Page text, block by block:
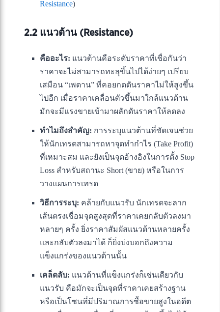
Resistance)
2.2 แนวต้าน (Resistance)
คืออะไร: แนวต้านคือระดับราคาที่เชื่อกันว่า
ราคาจะไม่สามารถทะลุขึ้นไปได้ง่ายๆ เปรียบ
เสมือน “เพดาน” ที่คอยกดดันราคาไม่ให้สูงขึ้น
ไปอีก เมื่อราคาเคลื่อนตัวขึ้นมาใกล้แนวต้าน
มักจะมีแรงขายเข้ามาผลักดันราคาให้ลดลง
ทำไมถึงสำคัญ: การระบุแนวต้านที่ชัดเจนช่วย
ให้นักเทรดสามารถหาจุดทำกำไร (Take Profit)
ที่เหมาะสม และยังเป็นจุดอ้างอิงในการตั้ง Stop
Loss สำหรับสถานะ Short (ขาย) หรือในการ
วางแผนการเทรด
วิธีการระบุ: คล้ายกับแนวรับ นักเทรดจะลาก
เส้นตรงเชื่อมจุดสูงสุดที่ราคาเคยกลับตัวลงมา
หลายๆ ครั้ง ยิ่งราคาสัมผัสแนวต้านหลายครั้ง
และกลับตัวลงมาได้ ก็ยิ่งบ่งบอกถึงความ
แข็งแกร่งของแนวต้านนั้น
เคล็ดลับ: แนวต้านที่แข็งแกร่งก็เช่นเดียวกับ
แนวรับ คือมักจะเป็นจุดที่ราคาเคยสร้างฐาน
หรือเป็นโซนที่มีปริมาณการซื้อขายสูงในอดีต